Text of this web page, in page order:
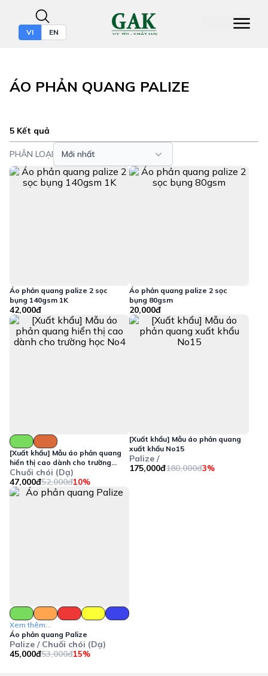
VI EN
ÁO PHẢN QUANG PALIZE
5 Kết quả
PHÂN LOẠI Mới nhất
Áo phản quang palize 2 sọc
bụng 140gsm 1K
42,000đ
Áo phản quang palize 2 sọc
bụng 80gsm
20,000đ
[Xuất khẩu] Mẫu áo phản quang
hiển thị cao dành cho trường
học No4
Chuối chói (Dạ)
47,000đ52,000đ10%
[Xuất khẩu] Mẫu áo phản quang
xuất khẩu No15
Palize /
175,000đ180,000đ3%
Xem thêm...
Áo phản quang Palize
Palize / Chuối chói (Dạ)
45,000đ53,000đ15%